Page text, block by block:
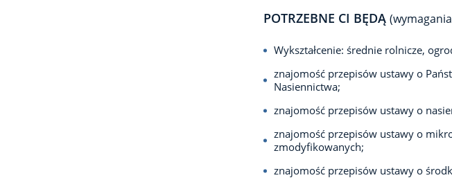
POTRZEBNE CI BĘDĄ
Wykształcenie: średnie rolnicze,
znajomość przepisów ustawy o
Nasiennictwa;
znajomość przepisów ustawy o
znajomość przepisów ustawy o
zmodyfikowanych;
znajomość przepisów ustawy o